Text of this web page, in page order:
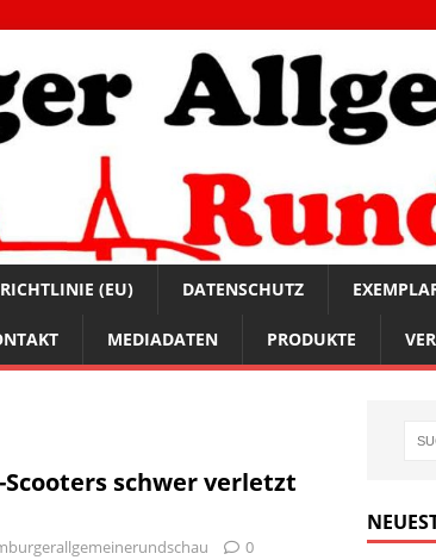
(EU) DATENSCHUTZ
MEDIADATEN PRODUKTE
Scooters schwer verletzt
0